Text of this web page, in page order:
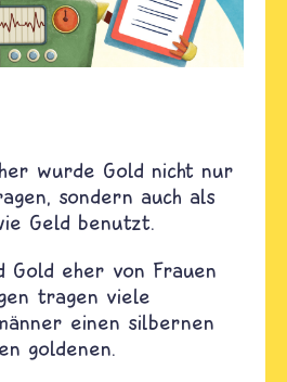
wurde Gold nicht nur
sondern auch als
Geld benutzt.
Gold eher von Frauen
tragen viele
einen silbernen
goldenen.